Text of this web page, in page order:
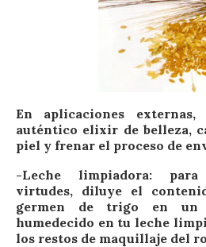
En aplicaciones
auténtico elixir de belleza,
piel y frenar el proceso de
-Leche limpiadora:
virtudes, diluye el
germen de trigo en un
humedecido en tu leche
los restos de maquillaje del